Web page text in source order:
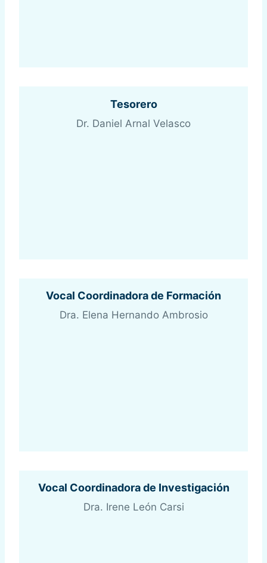
Tesorero
Dr. Daniel Arnal Velasco
Vocal Coordinadora de Formación
Dra. Elena Hernando Ambrosio
Vocal Coordinadora de Investigación
Dra. Irene León Carsi